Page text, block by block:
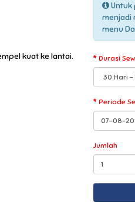
kuat ke lantai.
Untuk
menjadi
menu
Durasi
Periode
Jumlah